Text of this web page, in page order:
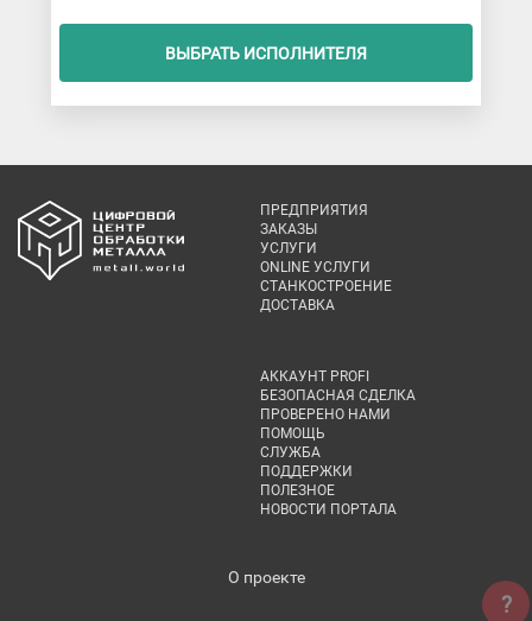
ВЫБРАТЬ ИСПОЛНИТЕЛЯ
ПРЕДПРИЯТИЯ
ЗАКАЗЫ
УСЛУГИ
ONLINE УСЛУГИ
СТАНКОСТРОЕНИЕ
ДОСТАВКА
АККАУНТ PROFI
БЕЗОПАСНАЯ СДЕЛКА
ПРОВЕРЕНО НАМИ
ПОМОЩЬ
СЛУЖБА
ПОДДЕРЖКИ
ПОЛЕЗНОЕ
НОВОСТИ ПОРТАЛА
О проекте
?